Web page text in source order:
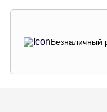
Безналичный